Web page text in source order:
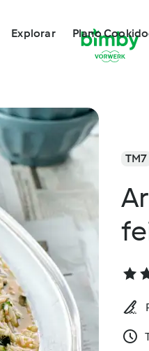
Explorar Plano
TM7